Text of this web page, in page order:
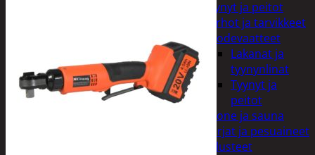
Tyynyt ja peitot
Verhot ja tarvikkeet
Vuodevaatteet
Lakanat ja
tyynynlinat
Tyynyt ja
peitot
Kylpyhuone ja sauna
Harjat ja pesuaineet
Kalusteet